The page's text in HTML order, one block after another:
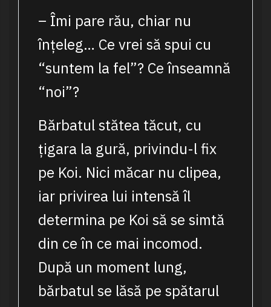
– Îmi pare rău, chiar nu
înțeleg… Ce vrei să spui cu
“suntem la fel”? Ce înseamnă
“noi”?
Bărbatul stătea tăcut, cu
țigara la gură, privindu-l fix
pe Koi. Nici măcar nu clipea,
iar privirea lui intensă îl
determina pe Koi să se simtă
din ce în ce mai incomod.
După un moment lung,
bărbatul se lăsă pe spătarul